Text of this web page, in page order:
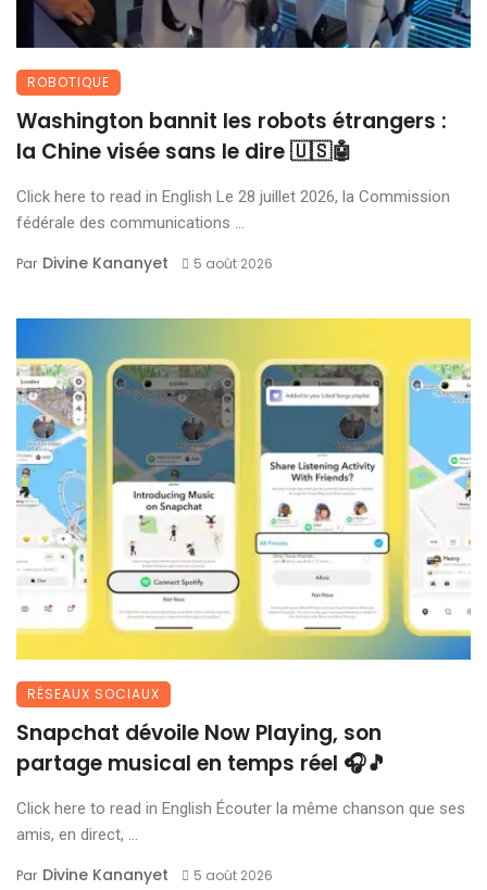
ROBOTIQUE
Washington bannit les robots étrangers :
la Chine visée sans le dire 🇺🇸🤖
Click here to read in English Le 28 juillet 2026, la Commission
fédérale des communications ...
Par Divine Kananyet 5 août 2026
RÉSEAUX SOCIAUX
Snapchat dévoile Now Playing, son
partage musical en temps réel 🎧🎵
Click here to read in English Écouter la même chanson que ses
amis, en direct, ...
Par Divine Kananyet 5 août 2026